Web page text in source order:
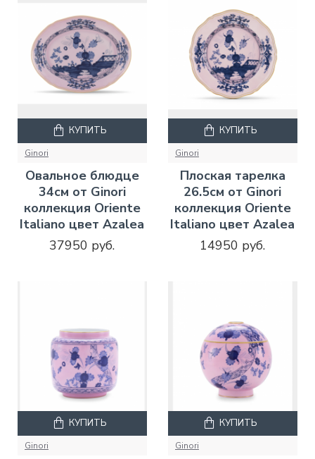
Ginori
Овальное блюдце
34см от Ginori
коллекция Oriente
Italiano цвет Azalea
37950 руб.
КУПИТЬ
Ginori
Плоская тарелка
26.5см от Ginori
коллекция Oriente
Italiano цвет Azalea
14950 руб.
КУПИТЬ
Ginori
КУПИТЬ
Ginori
КУПИТЬ